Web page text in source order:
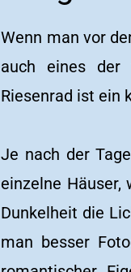
Wenn man vor
auch eines der
Riesenrad ist ein
Je nach der
einzelne Häuser,
Dunkelheit die
man besser